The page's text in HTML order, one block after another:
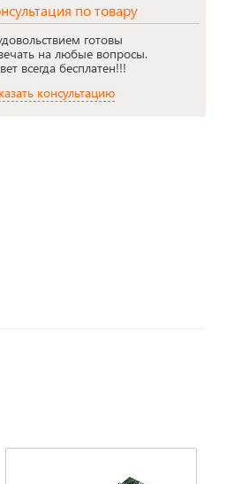
по товару
готовы
на любые вопросы.
всегда бесплатен!!!
консультацию